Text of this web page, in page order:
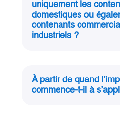
uniquement les
domestiques ou
contenants
industriels ?
À partir de quand
commence‑t‑il à